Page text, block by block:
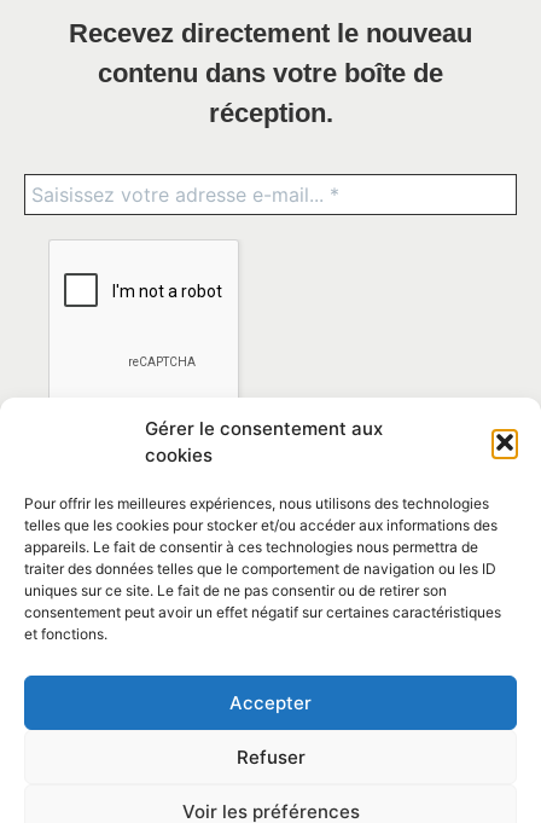
Gérer le consentement aux
cookies
Pour offrir les meilleures expériences, nous utilisons des technologies
telles que les cookies pour stocker et/ou accéder aux informations des
appareils. Le fait de consentir à ces technologies nous permettra de
traiter des données telles que le comportement de navigation ou les ID
uniques sur ce site. Le fait de ne pas consentir ou de retirer son
consentement peut avoir un effet négatif sur certaines caractéristiques
et fonctions.
Accepter
Refuser
Voir les préférences
Recevez directement le nouveau
contenu dans votre boîte de
réception.
*En vous abonnant vous acceptez lapolitique de
confidentialité
Contact et horaires
Politique de confidentialité Mentions Légales